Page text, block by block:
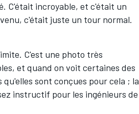
C'était incroyable, et c'était un
c'était juste un tour normal.
C'est une photo très
et quand on voit certaines des
sont conçues pour cela ; la
instructif pour les ingénieurs de